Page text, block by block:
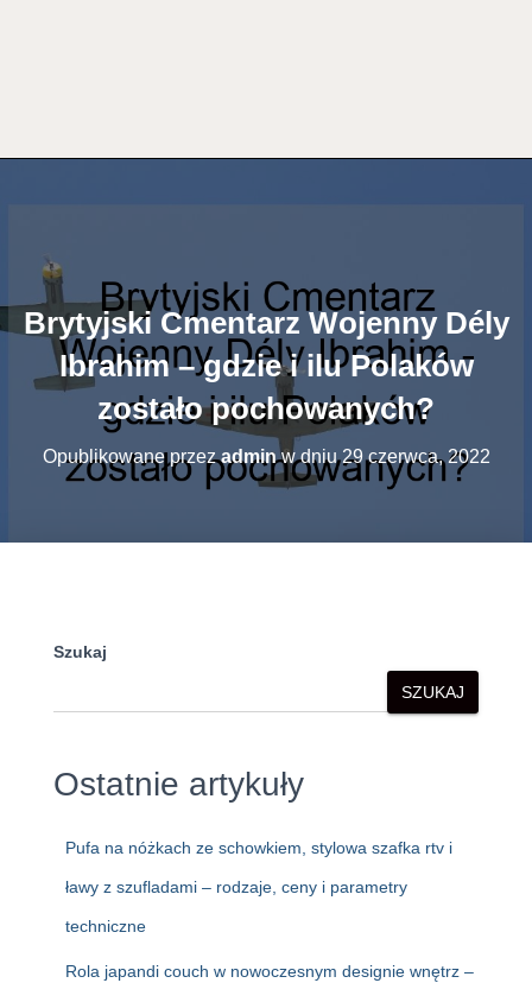
Brytyjski Cmentarz Wojenny Dély
Ibrahim – gdzie i ilu Polaków
zostało pochowanych?
Opublikowane przezadminw dniu29 czerwca, 2022
Szukaj
SZUKAJ
Ostatnie artykuły
Pufa na nóżkach ze schowkiem, stylowa szafka rtv i
ławy z szufladami – rodzaje, ceny i parametry
techniczne
Rola japandi couch w nowoczesnym designie wnętrz –